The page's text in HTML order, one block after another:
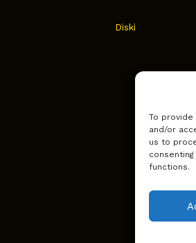
To
and/or
us to
functions.
Diski